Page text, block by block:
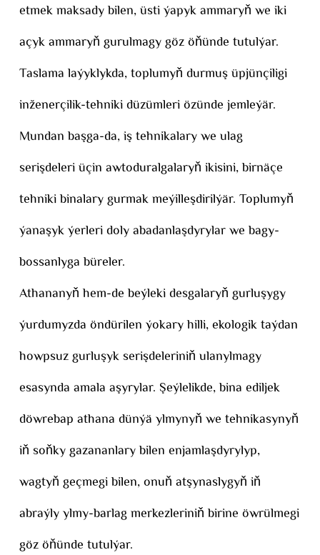
etmek maksady bilen, üsti ýapyk ammaryň we iki
açyk ammaryň gurulmagy göz öňünde tutulýar.
Taslama laýyklykda, toplumyň durmuş üpjünçiligi
inženerçilik-tehniki düzümleri özünde jemleýär.
Mundan başga-da, iş tehnikalary we ulag
serişdeleri üçin awtoduralgalaryň ikisini, birnäçe
tehniki binalary gurmak meýilleşdirilýär. Toplumyň
ýanaşyk ýerleri doly abadanlaşdyrylar we bagy-
bossanlyga büreler.
Athananyň hem-de beýleki desgalaryň gurluşygy
ýurdumyzda öndürilen ýokary hilli, ekologik taýdan
howpsuz gurluşyk serişdeleriniň ulanylmagy
esasynda amala aşyrylar. Şeýlelikde, bina ediljek
döwrebap athana dünýä ylmynyň we tehnikasynyň
iň soňky gazananlary bilen enjamlaşdyrylyp,
wagtyň geçmegi bilen, onuň atşynaslygyň iň
abraýly ylmy-barlag merkezleriniň birine öwrülmegi
göz öňünde tutulýar.